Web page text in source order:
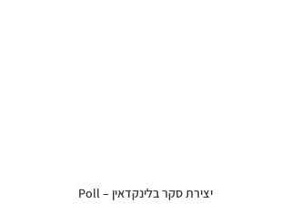
יצירת סקר בלינקדאין – Poll